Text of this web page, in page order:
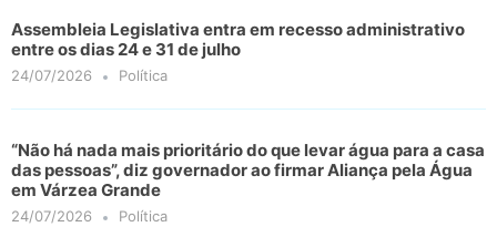
Assembleia Legislativa entra em recesso administrativo
entre os dias 24 e 31 de julho
24/07/2026 Política
“Não há nada mais prioritário do que levar água para a casa
das pessoas”, diz governador ao firmar Aliança pela Água
em Várzea Grande
24/07/2026 Política